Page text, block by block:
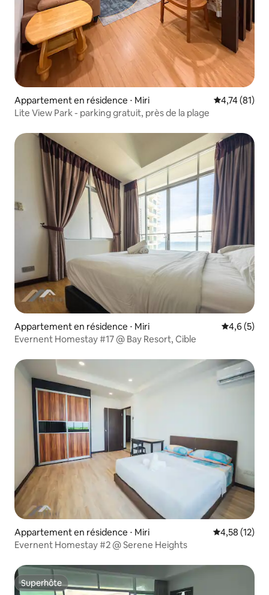
Appartement en résidence ⋅ Miri Évaluation
4,74 (81)
Lite View Park - parking gratuit, près de la plage
Appartement en résidence ⋅ Miri Évaluation
4,6 (5)
Evernent Homestay #17 @ Bay Resort, Cible
Appartement en résidence ⋅ Miri Évaluation
4,58 (12)
Evernent Homestay #2 @ Serene Heights
Superhôte
Superhôte